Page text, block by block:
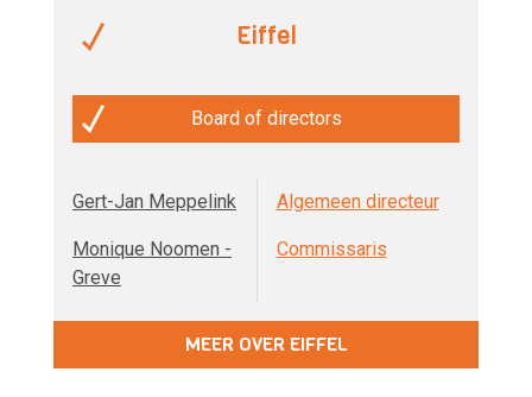
Eiffel
Board of directors
Gert-Jan Meppelink Algemeen directeur
Monique Noomen -
Greve
Commissaris
MEER OVER EIFFEL